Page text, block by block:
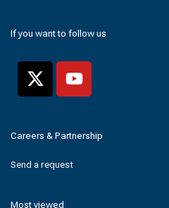
If you want to follow us
Careers & Partnership
Send a request
Most viewed